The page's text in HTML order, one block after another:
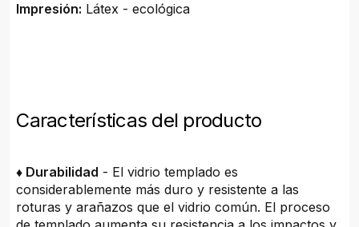
Impresión: Látex - ecológica
Características del producto
♦ Durabilidad - El vidrio templado es
considerablemente más duro y resistente a las
roturas y arañazos que el vidrio común. El proceso